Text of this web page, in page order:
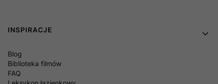
Linki w stopce
INSPIRACJE
Blog
Biblioteka filmów
FAQ